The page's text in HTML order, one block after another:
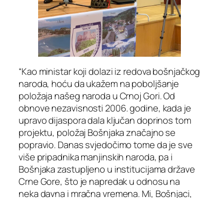
“Kao ministar koji dolazi iz redova bošnjačkog
naroda, hoću da ukažem na poboljšanje
položaja našeg naroda u Crnoj Gori. Od
obnove nezavisnosti 2006. godine, kada je
upravo dijaspora dala ključan doprinos tom
projektu, položaj Bošnjaka značajno se
popravio. Danas svjedočimo tome da je sve
više pripadnika manjinskih naroda, pa i
Bošnjaka zastupljeno u institucijama države
Crne Gore, što je napredak u odnosu na
neka davna i mračna vremena. Mi, Bošnjaci,